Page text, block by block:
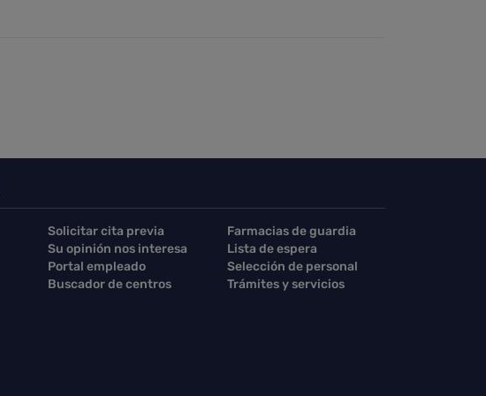
Solicitar cita previa
Farmacias de guardia
Su opinión nos interesa
Lista de espera
Portal empleado
Selección de personal
Buscador de centros Trámites y servicios